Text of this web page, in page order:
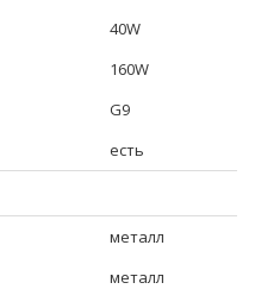
40W
160W
G9
есть
металл
металл